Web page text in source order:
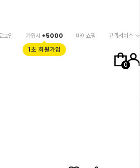
0
그인 가입시 +5000
1초 회원가입
마이쇼핑 고객서비스